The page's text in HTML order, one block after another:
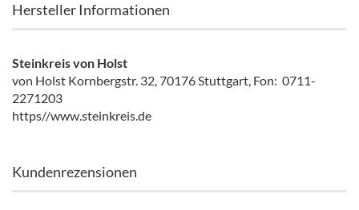
Hersteller Informationen
Steinkreis von Holst
von Holst Kornbergstr. 32, 70176 Stuttgart, Fon: 0711-
2271203
https//www.steinkreis.de
Kundenrezensionen